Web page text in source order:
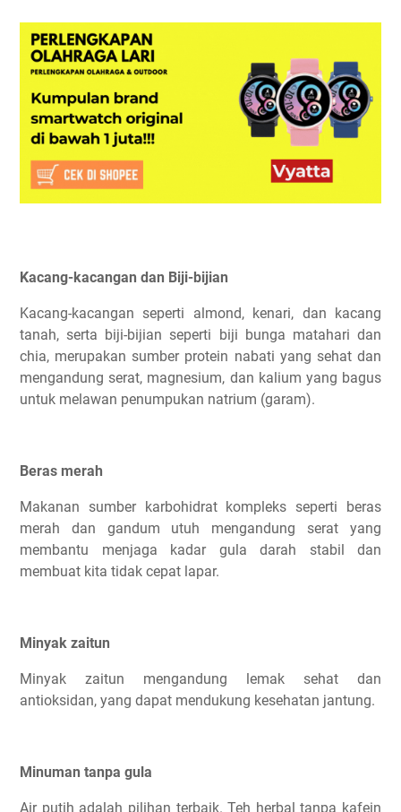
Kacang-kacangan dan Biji-bijian
Kacang-kacangan seperti almond, kenari, dan kacang
tanah, serta biji-bijian seperti biji bunga matahari dan
chia, merupakan sumber protein nabati yang sehat dan
mengandung serat, magnesium, dan kalium yang bagus
untuk melawan penumpukan natrium (garam).
Beras merah
Makanan sumber karbohidrat kompleks seperti beras
merah dan gandum utuh mengandung serat yang
membantu menjaga kadar gula darah stabil dan
membuat kita tidak cepat lapar.
Minyak zaitun
Minyak zaitun mengandung lemak sehat dan
antioksidan, yang dapat mendukung kesehatan jantung.
Minuman tanpa gula
Air putih adalah pilihan terbaik. Teh herbal tanpa kafein